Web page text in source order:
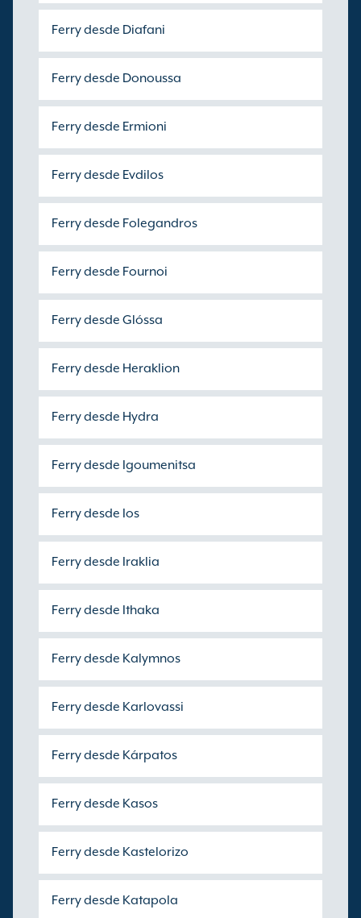
Ferry desde Diafani
Ferry desde Donoussa
Ferry desde Ermioni
Ferry desde Evdilos
Ferry desde Folegandros
Ferry desde Fournoi
Ferry desde Glóssa
Ferry desde Heraklion
Ferry desde Hydra
Ferry desde Igoumenitsa
Ferry desde Ios
Ferry desde Iraklia
Ferry desde Ithaka
Ferry desde Kalymnos
Ferry desde Karlovassi
Ferry desde Kárpatos
Ferry desde Kasos
Ferry desde Kastelorizo
Ferry desde Katapola